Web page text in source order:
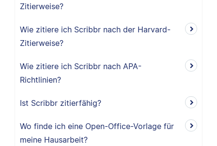
Zitierweise?
Wie zitiere ich Scribbr nach der Harvard-
Zitierweise?
Wie zitiere ich Scribbr nach APA-
Richtlinien?
Ist Scribbr zitierfähig?
Wo finde ich eine Open-Office-Vorlage für
meine Hausarbeit?